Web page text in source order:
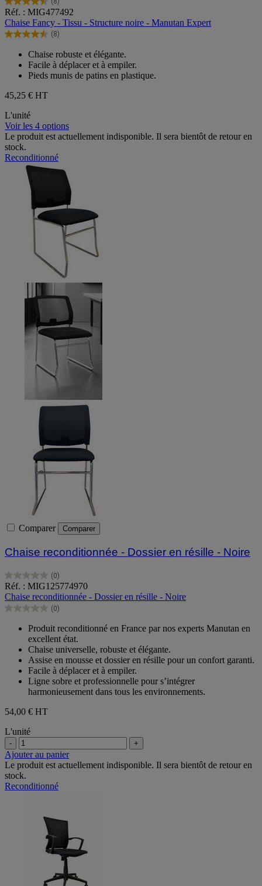
4.5
sur
5
étoiles.
avis
Réf. : MIG477492
Chaise Fancy - Tissu - Structure noire - Manutan Expert
(8)
4.5
étoiles.
avis
Chaise robuste et élégante.
Facile à déplacer et à empiler.
Pieds munis de patins en plastique.
45,25 € HT
L'unité
Voir les 4 options
Le produit est actuellement indisponible. Il sera bientôt de retour en
stock.
Reconditionné
Comparer Comparer
Chaise reconditionnée - Dossier en résille - Noire
(0)
0.0
sur
5
étoiles.
Réf. : MIG125774970
Chaise reconditionnée - Dossier en résille - Noire
(0)
0.0
étoiles.
Produit reconditionné en France par nos experts Manutan en
excellent état.
Chaise universelle, robuste et élégante.
Assise en mousse et dossier en résille pour un confort garanti.
Facile à déplacer et à empiler.
Ligne sobre et professionnelle pour s’intégrer
harmonieusement dans tous les environnements.
54,00 € HT
L'unité
- +
Ajouter au panier
Le produit est actuellement indisponible. Il sera bientôt de retour en
stock.
Reconditionné